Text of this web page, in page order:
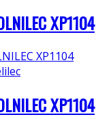
XP1104
XP1104